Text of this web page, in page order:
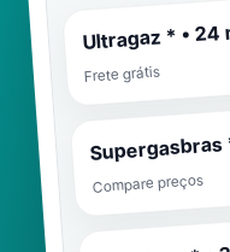
Ultragaz * • 24
Frete grátis
Supergasbras
Compare preços